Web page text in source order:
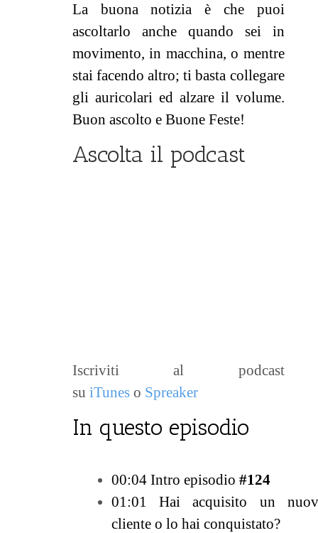
La buona notizia è che puoi
ascoltarlo anche quando sei in
movimento, in macchina, o mentre
stai facendo altro; ti basta collegare
gli auricolari ed alzare il volume.
Buon ascolto e Buone Feste!
Ascolta il podcast
Iscriviti al podcast
su iTuneso Spreaker
In questo episodio
00:04 Intro episodio #124
01:01 Hai acquisito un
cliente o lo hai conquistato?